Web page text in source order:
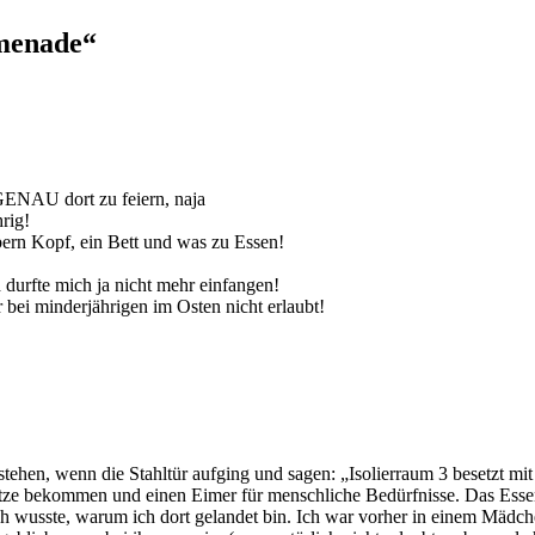
dort zu feiern, naja
Kopf, ein Bett und was zu Essen!
mich ja nicht mehr einfangen!
minderjährigen im Osten nicht erlaubt!
wenn die Stahltür aufging und sagen: „Isolierraum 3 besetzt
bekommen und einen Eimer für menschliche Bedürfnisse. Das
warum ich dort gelandet bin. Ich war vorher in einem